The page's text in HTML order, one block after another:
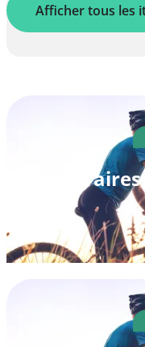
Afficher tous les